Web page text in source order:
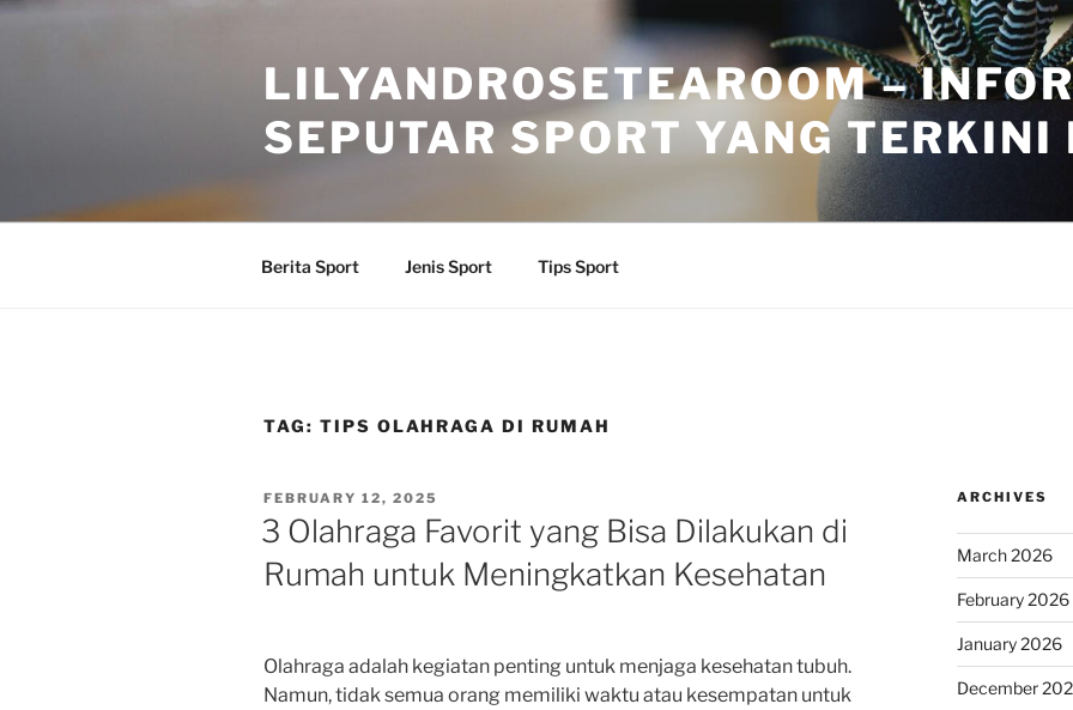
Skip
LILYANDROSETEAROOM –
SEPUTAR SPORT YANG TERKINI
Berita Sport Jenis Sport Tips Sport
TAG: TIPS OLAHRAGA DI RUMAH
POSTED
ON
FEBRUARY 12, 2025
3 Olahraga Favorit yang Bisa Dilakukan di
Rumah untuk Meningkatkan Kesehatan
Olahraga adalah kegiatan penting untuk menjaga kesehatan tubuh.
Namun, tidak semua orang memiliki waktu atau kesempatan untuk
ARCHIVES
March 2026
February 2026
January 2026
December